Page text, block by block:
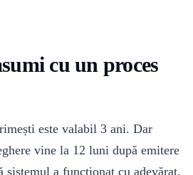
cu un proces
este valabil 3 ani. Dar
vine la 12 luni după emitere
sistemul a funcționat cu adevărat.